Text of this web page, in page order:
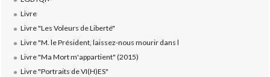
Livre
Livre "Les Voleurs de Liberté"
Livre "M. le Président, laissez-nous mourir dans l
Livre "Ma Mort m'appartient" (2015)
Livre "Portraits de VI(H)ES"